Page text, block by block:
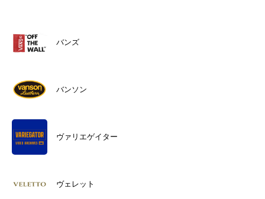
バンズ
バンソン
ヴァリエゲイター
ヴェレット